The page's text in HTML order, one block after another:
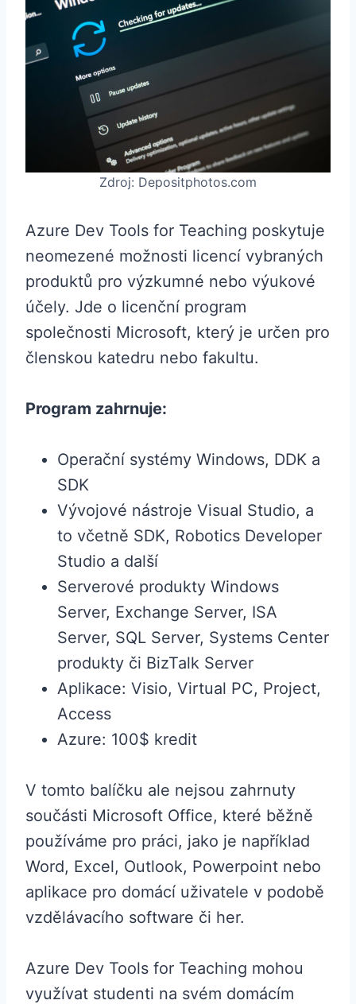
Zdroj: Depositphotos.com
Azure Dev Tools for Teaching poskytuje
neomezené možnosti licencí vybraných
produktů pro výzkumné nebo výukové
účely. Jde o licenční program
společnosti Microsoft, který je určen pro
členskou katedru nebo fakultu.
Program zahrnuje:
Operační systémy Windows, DDK a
SDK
Vývojové nástroje Visual Studio, a
to včetně SDK, Robotics Developer
Studio a další
Serverové produkty Windows
Server, Exchange Server, ISA
Server, SQL Server, Systems Center
produkty či BizTalk Server
Aplikace: Visio, Virtual PC, Project,
Access
Azure: 100$ kredit
V tomto balíčku ale nejsou zahrnuty
součásti Microsoft Office, které běžně
používáme pro práci, jako je například
Word, Excel, Outlook, Powerpoint nebo
aplikace pro domácí uživatele v podobě
vzdělávacího software či her.
Azure Dev Tools for Teaching mohou
využívat studenti na svém domácím